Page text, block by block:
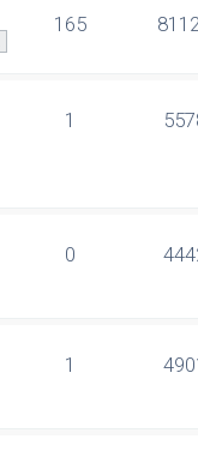
165
1
0
1